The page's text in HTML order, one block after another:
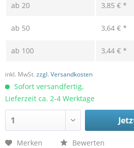
ab 20 3,85 € *
ab 50 3,64 € *
ab 100 3,44 € *
inkl. MwSt. zzgl. Versandkosten
Sofort versandfertig,
Lieferzeit ca. 2-4 Werktage
Merken Bewerten